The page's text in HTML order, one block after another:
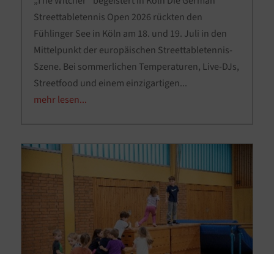
Streettabletennis Open 2026 rückten den
Fühlinger See in Köln am 18. und 19. Juli in den
Mittelpunkt der europäischen Streettabletennis-
Szene. Bei sommerlichen Temperaturen, Live-DJs,
Streetfood und einem einzigartigen...
mehr lesen...